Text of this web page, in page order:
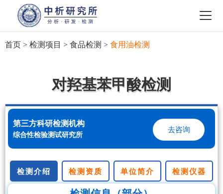
首页 > 检测项目 > 食品检测 > 食用油检测
对羟基苯甲酸检测
第三方科研检测机构
综合性检验测试研究所
去咨询
检测介绍 检测资质 单位简介 检测仪器